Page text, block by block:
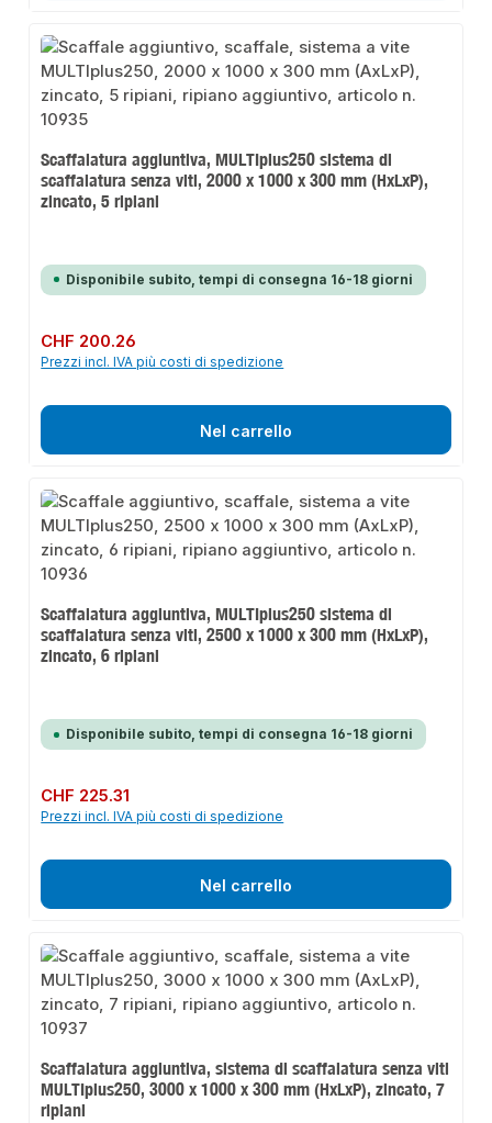
Scaffalatura aggiuntiva, MULTIplus250 sistema di
scaffalatura senza viti, 2000 x 1000 x 300 mm (HxLxP),
zincato, 5 ripiani
Disponibile subito, tempi di consegna 16-18 giorni
Prezzo normale:
CHF 200.26
Prezzi incl. IVA più costi di spedizione
Nel carrello
Scaffalatura aggiuntiva, MULTIplus250 sistema di
scaffalatura senza viti, 2500 x 1000 x 300 mm (HxLxP),
zincato, 6 ripiani
Disponibile subito, tempi di consegna 16-18 giorni
Prezzo normale:
CHF 225.31
Prezzi incl. IVA più costi di spedizione
Nel carrello
Scaffalatura aggiuntiva, sistema di scaffalatura senza viti
MULTIplus250, 3000 x 1000 x 300 mm (HxLxP), zincato, 7
ripiani